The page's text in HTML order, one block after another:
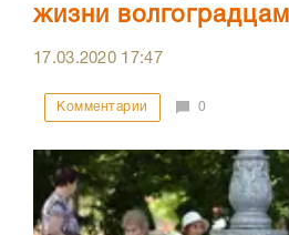
жизни волгоградцам
17.03.2020 17:47
Комментарии 0